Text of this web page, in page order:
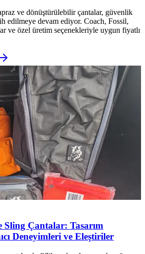
ve dönüştürülebilir çantalar, güvenlik
edilmeye devam ediyor. Coach, Fossil,
ve özel üretim seçenekleriyle uygun fiyatlı
Çantalar: Tasarım
Deneyimleri ve Eleştiriler